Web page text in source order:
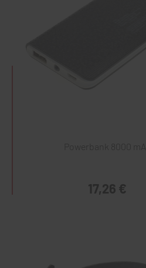
Powerbank 8000 mAh
17,26 €